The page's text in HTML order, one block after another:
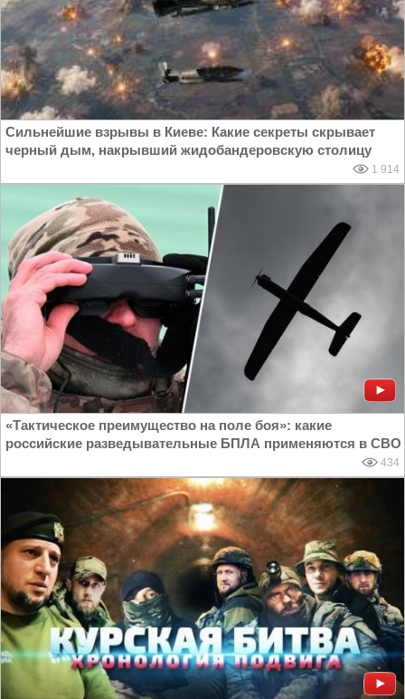
Сильнейшие взрывы в Киеве: Какие секреты скрывает
черный дым, накрывший жидобандеровскую столицу
1 914
«Тактическое преимущество на поле боя»: какие
российские разведывательные БПЛА применяются в СВО
434